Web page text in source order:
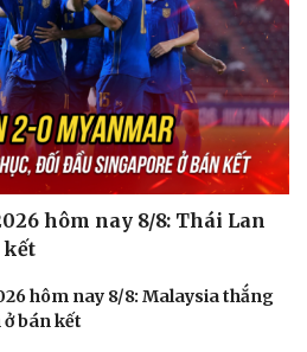
hôm nay 8/8: Thái Lan
kết
hôm nay 8/8: Malaysia thắng
bán kết